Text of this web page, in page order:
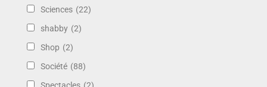
Sciences (22)
shabby (2)
Shop (2)
Société (88)